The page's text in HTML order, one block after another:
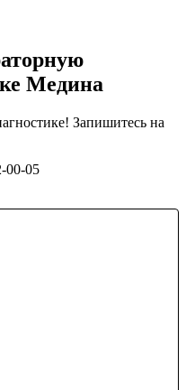
Медина
Запишитесь на
00-05